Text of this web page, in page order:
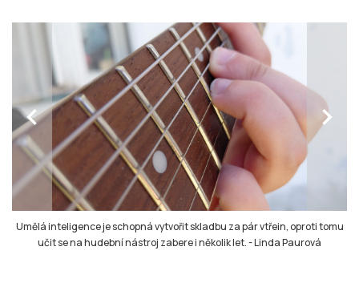
chevron_left chevron_right
Umělá inteligence je schopná vytvořit skladbu za pár vtřein, oproti tomu
učit se na hudební nástroj zabere i několik let.-Linda Paurová